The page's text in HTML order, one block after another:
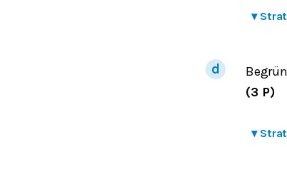
▾
(3 P)
▾